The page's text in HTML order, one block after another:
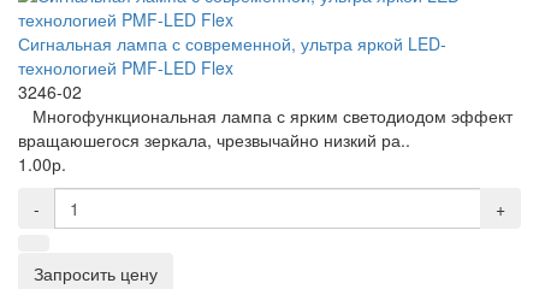
Сигнальная лампа с современной, ультра яркой LED-
технологией PMF-LED Flex
3246-02
Многофункциональная лампа с ярким светодиодом эффект
вращаюшегося зеркала, чрезвычайно низкий ра..
1.00р.
-
+
Запросить цену